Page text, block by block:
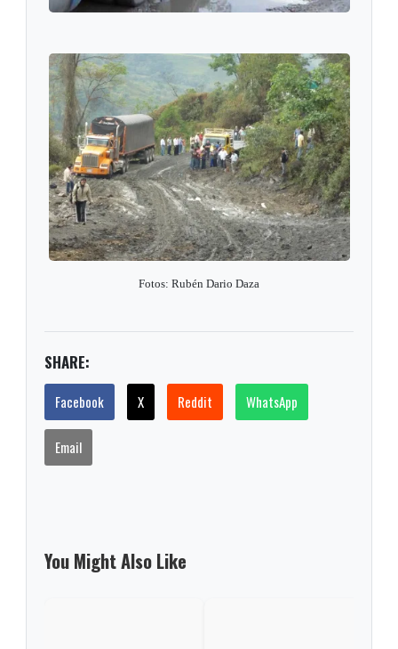
Fotos: Rubén Dario Daza
SHARE:
Facebook X Reddit WhatsApp
Email
You Might Also Like